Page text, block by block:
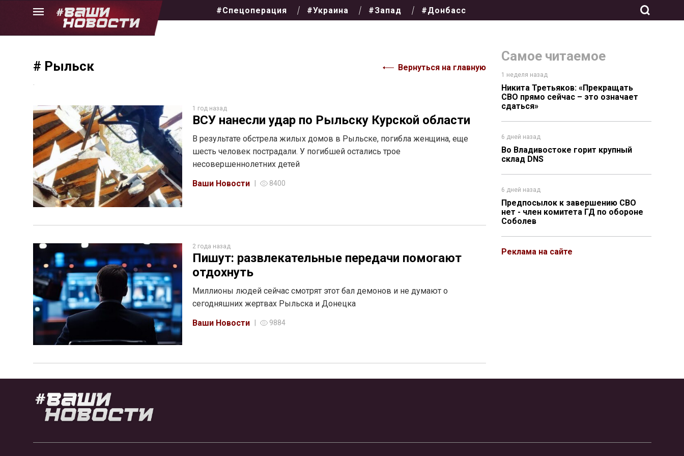
Skip
#Спецоперация #Украина #Запад #Донбасс
# Рыльск Вернуться на главную
1 год назад
ВСУ нанесли удар по Рыльску Курской области
В результате обстрела жилых домов в Рыльске, погибла женщина, еще
шесть человек пострадали. У погибшей остались трое
несовершеннолетних детей
Ваши Новости
8400
2 года назад
Пишут: развлекательные передачи помогают
отдохнуть
Миллионы людей сейчас смотрят этот бал демонов и не думают о
сегодняшних жертвах Рыльска и Донецка
Ваши Новости
9884
Самое читаемое
1 неделя назад
Никита Третьяков: «Прекращать
СВО прямо сейчас – это означает
сдаться»
6 дней назад
Во Владивостоке горит крупный
склад DNS
6 дней назад
Предпосылок к завершению СВО
нет - член комитета ГД по обороне
Соболев
Реклама на сайте